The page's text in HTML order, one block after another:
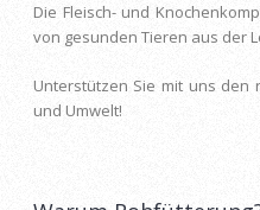
Die Fleisch- und
von gesunden Tieren aus der
Unterstützen Sie mit uns den
und Umwelt!